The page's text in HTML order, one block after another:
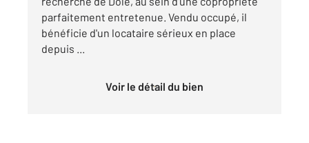
parfaitement entretenue. Vendu occupé, il
bénéficie d'un locataire sérieux en place
depuis ...
Voir le détail du bien